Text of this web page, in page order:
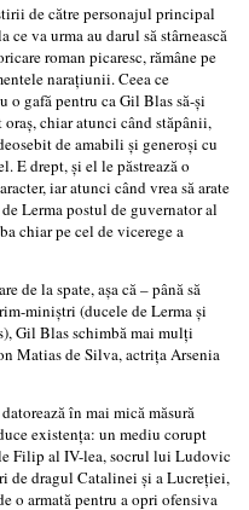
de către personajul principal
va urma au darul să stârnească
roman picaresc, rămâne pe
naraţiunii. Ceea ce
o gafă pentru ca Gil Blas să-şi
oraş, chiar atunci când stăpânii,
de amabili şi generoşi cu
E drept, şi el le păstrează o
iar atunci când vrea să arate
Lerma postul de guvernator al
chiar pe cel de vicerege a
de la spate, aşa că – până să
miniştri (ducele de Lerma şi
Gil Blas schimbă mai mulţi
Matias de Silva, actriţa Arsenia
în mai mică măsură
existenţa: un mediu corupt
Filip al IV-lea, socrul lui Ludovic
de dragul Catalinei şi a Lucreţiei,
o armată pentru a opri ofensiva